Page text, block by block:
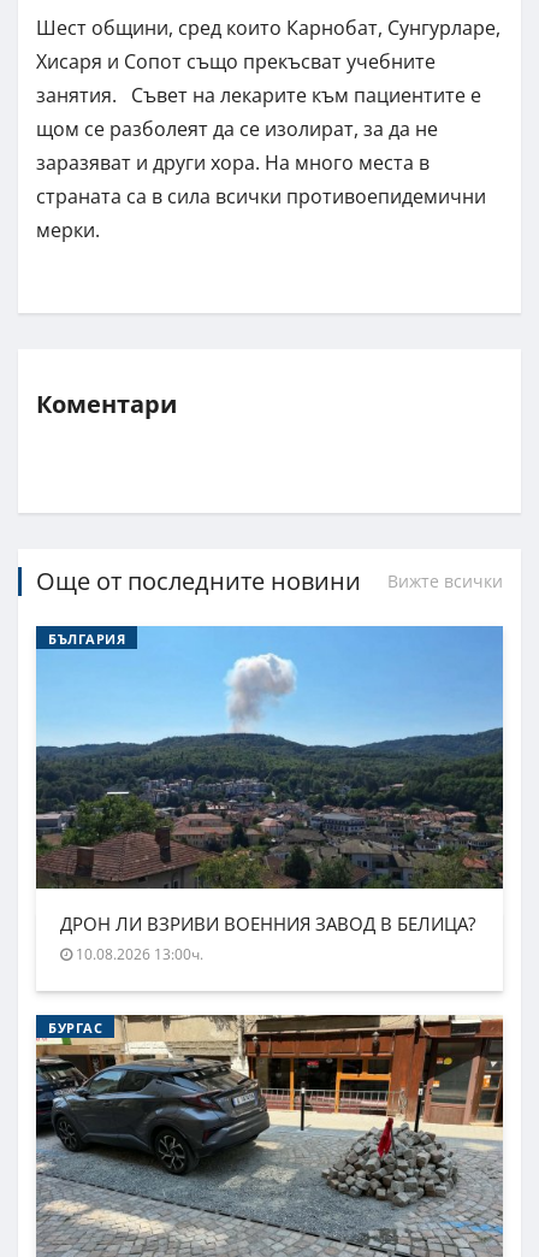
Шест общини, сред които Карнобат, Сунгурларе,
Хисаря и Сопот също прекъсват учебните
занятия. Съвет на лекарите към пациентите е
щом се разболеят да се изолират, за да не
заразяват и други хора. На много места в
страната са в сила всички противоепидемични
мерки.
Коментари
Още от последните новини Вижте всички
БЪЛГАРИЯ
ДРОН ЛИ ВЗРИВИ ВОЕННИЯ ЗАВОД В БЕЛИЦА?
10.08.2026 13:00ч.
БУРГАС